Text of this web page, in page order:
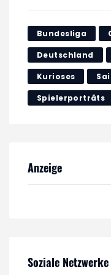
Bundesliga
Deutschland
Kurioses
Spielerporträts
Anzeige
Soziale Netzwerke